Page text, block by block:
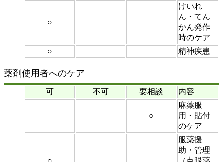
○
けいれ
ん・てん
かん発作
時のケア
○
精神疾患
薬剤使用者へのケア
可 不可 要相談 内容
○
麻薬服
用・貼付
のケア
服薬援
助・管理